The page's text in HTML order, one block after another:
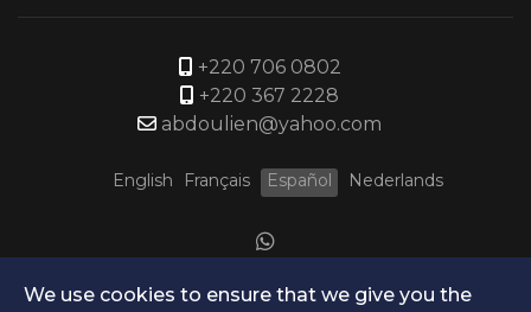
+220 706 0802
+220 367 2228
abdoulien@yahoo.com
English Français Español Nederlands
We use cookies to ensure that we give you the